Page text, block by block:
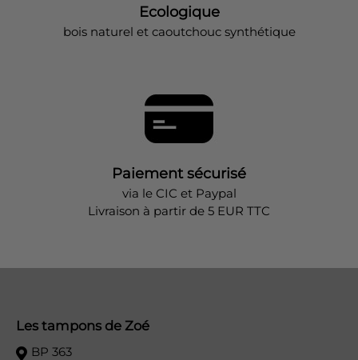
Ecologique
bois naturel et caoutchouc synthétique
Paiement sécurisé
via le CIC et Paypal
Livraison à partir de 5 EUR TTC
Les tampons de Zoé
BP 363